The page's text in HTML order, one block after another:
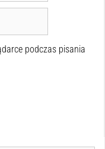
podczas pisania